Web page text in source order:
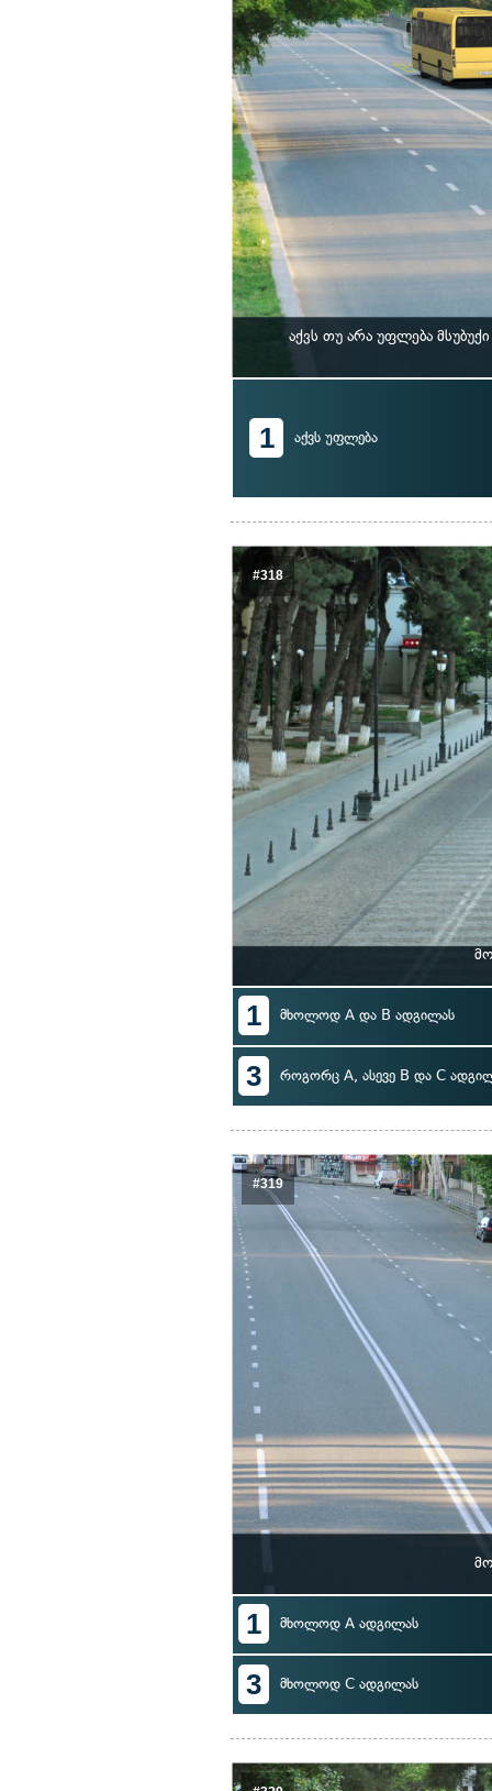
აქვს თუ არა უფლება
1 აქვს უფლება
#318
1 მხოლოდ A და B ადგილას
3 როგორც A, ასევე B და C
#319
1 მხოლოდ A ადგილას
3 მხოლოდ C ადგილას